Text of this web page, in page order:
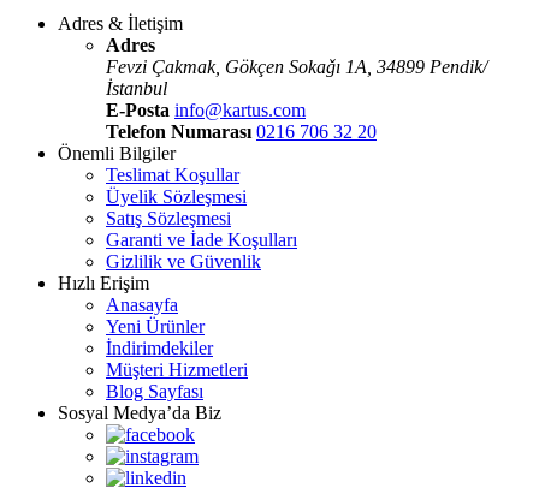
Adres & İletişim
Adres
Fevzi Çakmak, Gökçen Sokaǧı 1A, 34899 Pendik/
İstanbul
E-Posta info@kartus.com
Telefon Numarası 0216 706 32 20
Önemli Bilgiler
Teslimat Koşullar
Üyelik Sözleşmesi
Satış Sözleşmesi
Garanti ve İade Koşulları
Gizlilik ve Güvenlik
Hızlı Erişim
Anasayfa
Yeni Ürünler
İndirimdekiler
Müşteri Hizmetleri
Blog Sayfası
Sosyal Medya’da Biz